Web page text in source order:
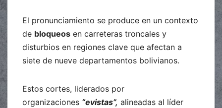
El pronunciamiento se produce en un contexto
de bloqueos en carreteras troncales y
disturbios en regiones clave que afectan a
siete de nueve departamentos bolivianos.
Estos cortes, liderados por
organizaciones “evistas”, alineadas al líder